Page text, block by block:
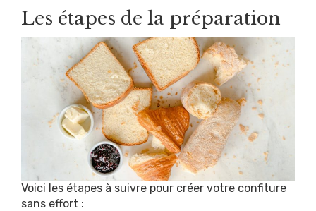
Les étapes de la préparation
Voici les étapes à suivre pour créer votre confiture
sans effort :